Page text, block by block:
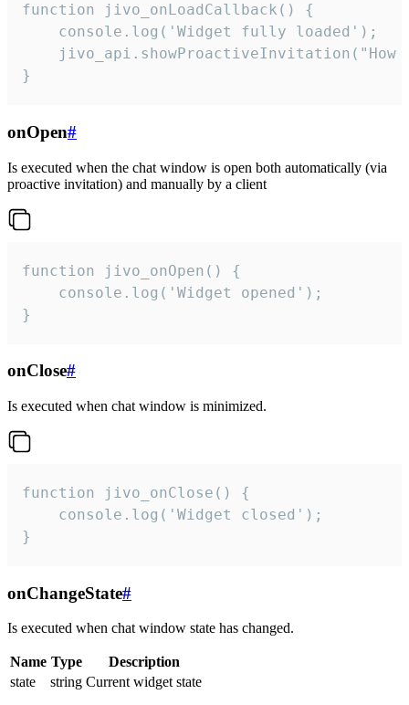
function jivo_onLoadCallback() {
    console.log('Widget fully loaded');
jivo_api.showProactiveInvitation("How
}
onOpen#
Is executed when the chat window is open both automatically (via
proactive invitation) and manually by a client
function jivo_onOpen() {
    console.log('Widget opened');
}
onClose#
Is executed when chat window is minimized.
function jivo_onClose() {
    console.log('Widget closed');
}
onChangeState#
Is executed when chat window state has changed.
Name Type
Description
state
string Current widget state